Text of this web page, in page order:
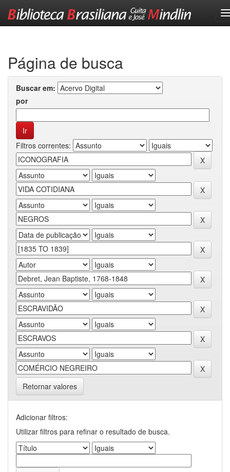
Página de busca
Buscar em:
por
Filtros correntes:
Retornar valores
Adicionar filtros:
Utilizar filtros para refinar o resultado de busca.